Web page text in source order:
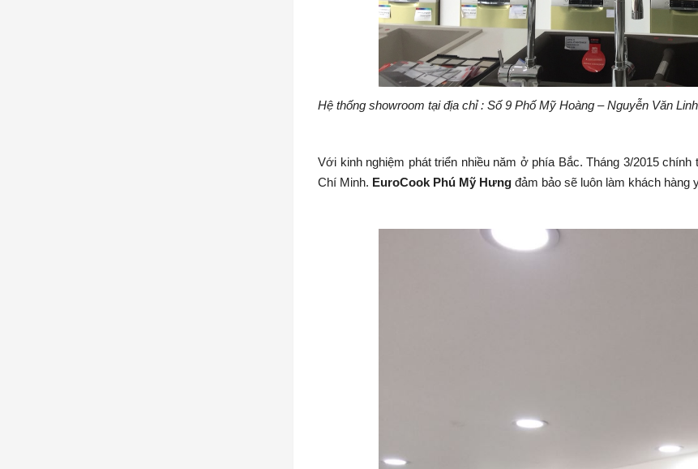
Hệ thống showroom tại địa chỉ : Số 9 Phố Mỹ Hoàng – Nguyễn Văn
Với kinh nghiệm phát triển nhiều năm ở phía Bắc. Tháng 3/2015 chính
Chí Minh. EuroCook Phú Mỹ Hưng đảm bảo sẽ luôn làm khách hàng